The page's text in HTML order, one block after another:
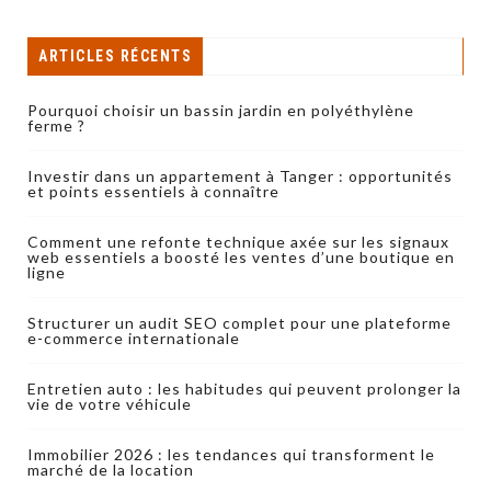
ARTICLES RÉCENTS
Pourquoi choisir un bassin jardin en polyéthylène
ferme ?
Investir dans un appartement à Tanger : opportunités
et points essentiels à connaître
Comment une refonte technique axée sur les signaux
web essentiels a boosté les ventes d’une boutique en
ligne
Structurer un audit SEO complet pour une plateforme
e-commerce internationale
Entretien auto : les habitudes qui peuvent prolonger la
vie de votre véhicule
Immobilier 2026 : les tendances qui transforment le
marché de la location